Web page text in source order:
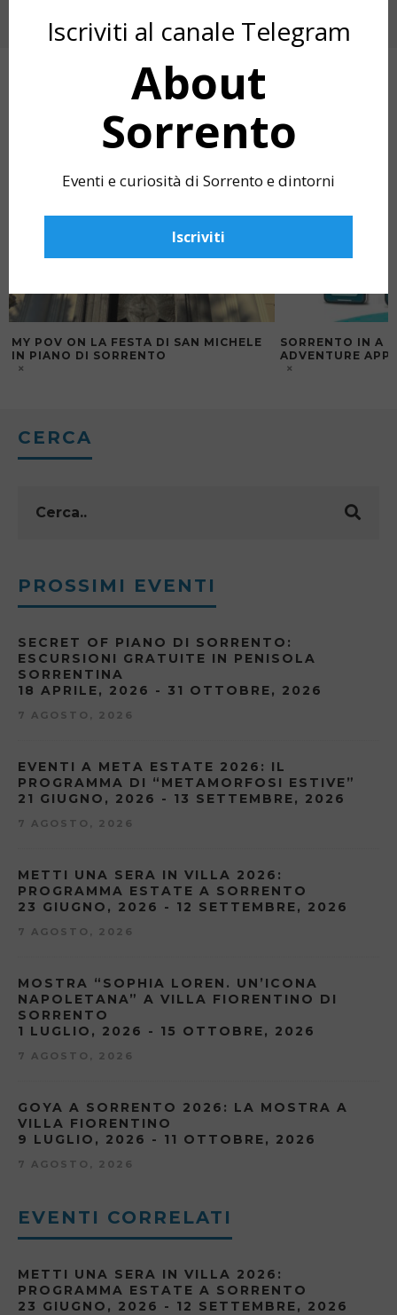
PROGRAMMA DI RESURREXIT
ARTICOLI CORRELATI
MY POV ON LA FESTA DI SAN MICHELE
IN PIANO DI SORRENTO
SORRENTO IN A
ADVENTURE APP
CERCA
PROSSIMI EVENTI
SECRET OF PIANO DI SORRENTO:
ESCURSIONI GRATUITE IN PENISOLA
SORRENTINA
18 APRILE, 2026 - 31 OTTOBRE, 2026
7 AGOSTO, 2026
EVENTI A META ESTATE 2026: IL
PROGRAMMA DI “METAMORFOSI ESTIVE”
21 GIUGNO, 2026 - 13 SETTEMBRE, 2026
7 AGOSTO, 2026
METTI UNA SERA IN VILLA 2026:
PROGRAMMA ESTATE A SORRENTO
23 GIUGNO, 2026 - 12 SETTEMBRE, 2026
7 AGOSTO, 2026
MOSTRA “SOPHIA LOREN. UN’ICONA
NAPOLETANA” A VILLA FIORENTINO DI
SORRENTO
1 LUGLIO, 2026 - 15 OTTOBRE, 2026
7 AGOSTO, 2026
GOYA A SORRENTO 2026: LA MOSTRA A
VILLA FIORENTINO
9 LUGLIO, 2026 - 11 OTTOBRE, 2026
7 AGOSTO, 2026
EVENTI CORRELATI
METTI UNA SERA IN VILLA 2026:
PROGRAMMA ESTATE A SORRENTO
23 GIUGNO, 2026 - 12 SETTEMBRE, 2026
Iscriviti al canale Telegram
About
Sorrento
Eventi e curiosità di Sorrento e dintorni
Iscriviti